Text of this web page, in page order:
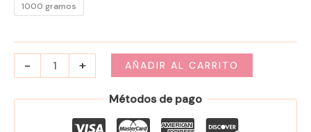
1000 gramos
- + AÑADIR AL CARRITO
Métodos de pago